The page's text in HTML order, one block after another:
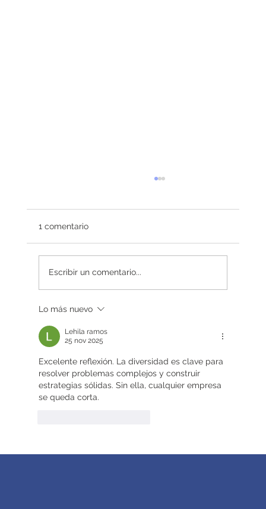
1 comentario
Escribir un comentario...
Lo más nuevo
Lehila ramos
25 nov 2025
Excelente reflexión. La diversidad es clave para
resolver problemas complejos y construir
estrategias sólidas. Sin ella, cualquier empresa
se queda corta.